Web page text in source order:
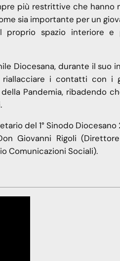
più restrittive che hanno
sia importante per un
spazio interiore e
Diocesana, durante il suo
i contatti con i
Pandemia, ribadendo
del 1° Sinodo
Giovanni Rigoli
Comunicazioni Sociali).